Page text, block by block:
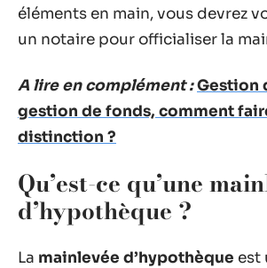
éléments en main, vous devrez
un notaire pour officialiser la
A lire en complément :Gestion
gestion de fonds, comment
distinction ?
Qu’est-ce qu’une
d’hypothèque ?
La mainlevée d’hypothèque est